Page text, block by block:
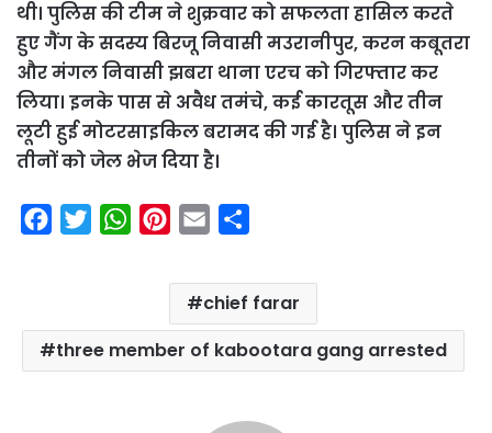
थी। पुलिस की टीम ने शुक्रवार को सफलता हासिल करते
हुए गैंग के सदस्य बिरजू निवासी मउरानीपुर, करन कबूतरा
और मंगल निवासी झबरा थाना एरच को गिरफ्तार कर
लिया। इनके पास से अवैध तमंचे, कई कारतूस और तीन
लूटी हुई मोटरसाइकिल बरामद की गई है। पुलिस ने इन
तीनों को जेल भेज दिया है।
b
o
t
e
W
s
A
n
e
r
a
i
a
r
e
chief farar
three member of kabootara gang arrested